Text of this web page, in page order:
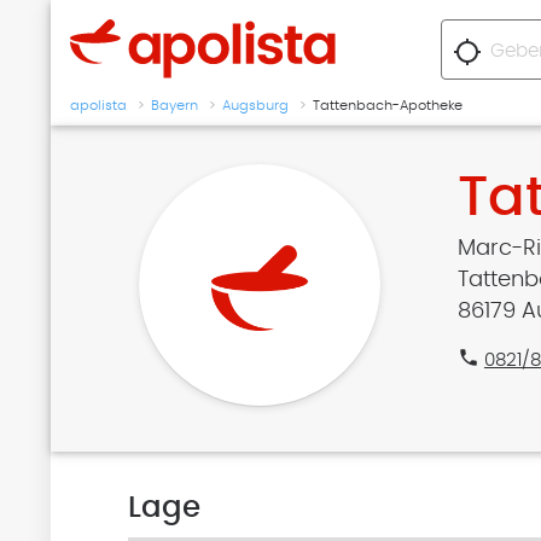
location_searching
apolista Bayern Augsburg Tattenbach-Apotheke
Marc-
86179
phone 0821/
Lage